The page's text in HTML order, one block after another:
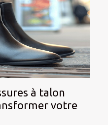
à talon
votre